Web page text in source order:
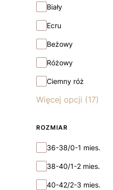
KolorBiały
Ecru
Beżowy
Różowy
Ciemny róż
Więcej opcji (17)
ROZMIAR
Rozmiar
36-38/0-1 mies.
38-40/1-2 mies.
40-42/2-3 mies.